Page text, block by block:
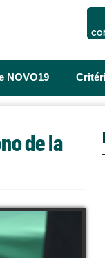
NOVO19
de la